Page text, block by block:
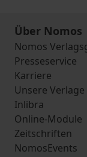
Über Nomos
Nomos
Presseservice
Karriere
Unsere Verlage
Inlibra
Online-Module
Zeitschriften
NomosEvents